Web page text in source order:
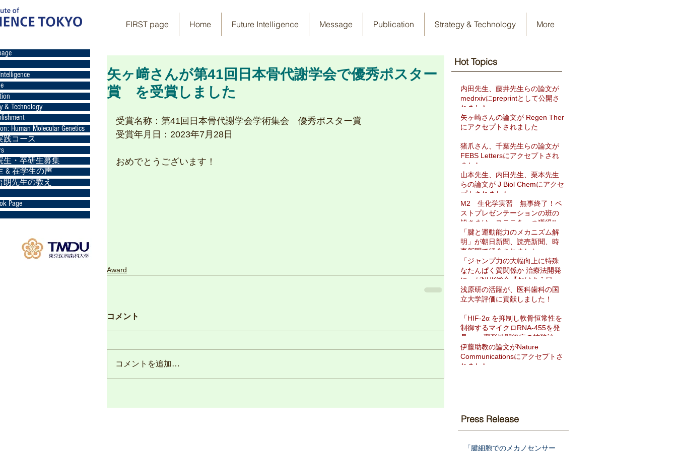
FIRST page Home Future Intelligence Message Publication Strategy & Technology More
& Technology
Human Molecular Genetics
践コース
生・卒研生募集
& 在学生の声
朗先生の教え
Page
矢ヶ﨑さんが第41回日本骨代謝学会で優秀ポスター
賞 を受賞しました
受賞名称：第41回日本骨代謝学会学術集会　優秀ポスター賞
受賞年月日：2023年7月28日
おめでとうございます！
Award
コメント
コメントを追加…
Hot Topics​
内田先生、藤井先生らの論文が
medrxivにpreprintとして公開さ
れました
矢ヶ崎さんの論文が Regen Ther
にアクセプトされました
猪爪さん、千葉先生らの論文が
FEBS Lettersにアクセプトされ
ました
山本先生、内田先生、栗本先生
らの論文が J Biol Chemにアクセ
プトされました
M2 生化学実習 無事終了！ベ
ストプレゼンテーションの班の
皆さまは、ステラを一つ獲得!!
「腱と運動能力のメカニズム解
明」が朝日新聞、読売新聞、時
事新聞で紹介されました
「ジャンプ力の大幅向上に特殊
なたんぱく質関係か 治療法開発
に」がNHK総合【おはよう日
本】で紹介されました
浅原研の活躍が、医科歯科の国
立大学評価に貢献しました！
「HIF-2α を抑制し軟骨恒常性を
制御するマイクロRNA-455を発
見」― 変形性関節症の核酸治療
法開発へ期待 ―をNat Commun
に発表
伊藤助教の論文がNature
Communicationsにアクセプトさ
れました
Press Release
「腱細胞でのメカノセンサー